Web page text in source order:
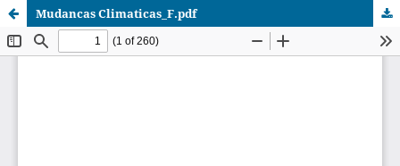
Mudancas Climaticas_F.pdf